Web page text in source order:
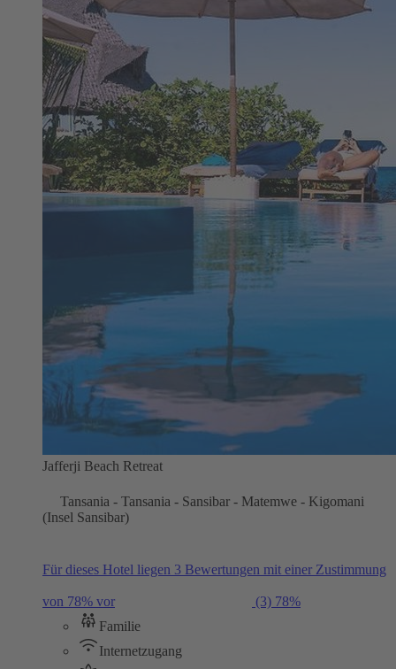
Jafferji Beach Retreat
Tansania - Tansania - Sansibar - Matemwe - Kigomani
(Insel Sansibar)
Für dieses Hotel liegen 3 Bewertungen mit einer Zustimmung
von 78% vor (3) 78%
Familie
Internetzugang